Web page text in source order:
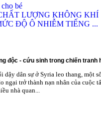
bé
LƯỢNG KHÔNG KHÍ
ĐỘ Ô NHIỄM TIẾNG ...
độc - cứu sinh trong chiến tranh
dậy dân sự ở Syria leo thang, một
ngại trở thành nạn nhân của cuộc
nhà quan...